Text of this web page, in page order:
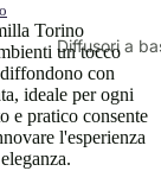
Diffusori a
Linea
Linee
Torino
un tocco
con
ideale per ogni
e pratico consente
l'esperienza